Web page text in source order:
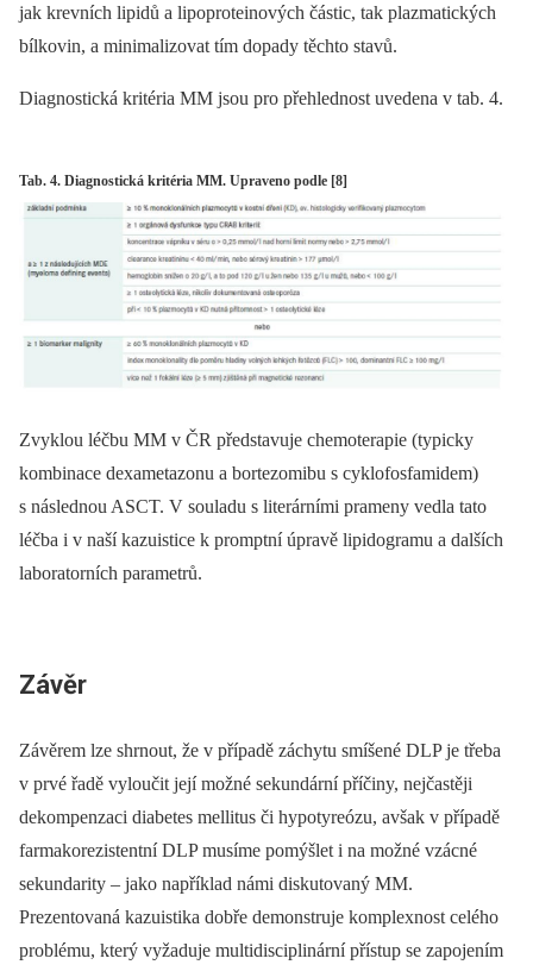
jak krevních lipidů a lipoproteinových částic, tak plazmatických
bílkovin, a minimalizovat tím dopady těchto stavů.
Diagnostická kritéria MM jsou pro přehlednost uvedena v tab. 4.
Tab. 4. Diagnostická kritéria MM. Upraveno podle [8]
Zvyklou léčbu MM v ČR představuje chemoterapie (typicky
kombinace dexametazonu a bortezomibu s cyklofosfamidem)
s následnou ASCT. V souladu s literárními prameny vedla tato
léčba i v naší kazuistice k promptní úpravě lipidogramu a dalších
laboratorních parametrů.
Závěr
Závěrem lze shrnout, že v případě záchytu smíšené DLP je třeba
v prvé řadě vyloučit její možné sekundární příčiny, nejčastěji
dekompenzaci diabetes mellitus či hypotyreózu, avšak v případě
farmakorezistentní DLP musíme pomýšlet i na možné vzácné
sekundarity –⁠ jako například námi diskutovaný MM.
Prezentovaná kazuistika dobře demonstruje komplexnost celého
problému, který vyžaduje multidisciplinární přístup se zapojením